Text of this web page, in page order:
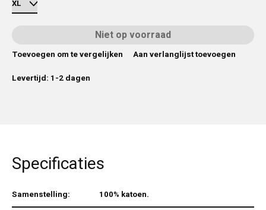
Niet op voorraad
Toevoegen om te vergelijken
Aan verlanglijst toevoegen
Levertijd: 1-2 dagen
Specificaties
Samenstelling:
100% katoen.